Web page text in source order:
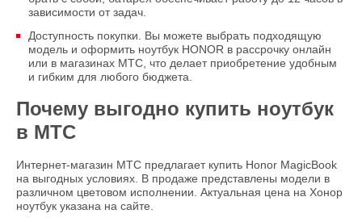
зависимости от задач.
Доступность покупки. Вы можете выбрать подходящую
модель и оформить ноутбук HONOR в рассрочку онлайн
или в магазинах МТС, что делает приобретение удобным
и гибким для любого бюджета.
Почему выгодно купить ноутбук
в МТС
Интернет-магазин МТС предлагает купить Honor MagicBook
на выгодных условиях. В продаже представлены модели в
различном цветовом исполнении. Актуальная цена на Хонор
ноутбук указана на сайте.